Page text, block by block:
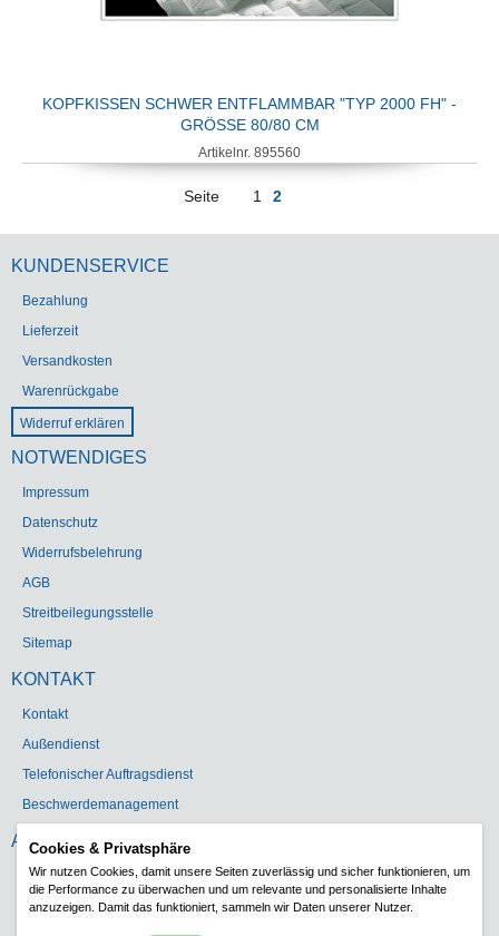
KOPFKISSEN SCHWER ENTFLAMMBAR "TYP 2000 FH" -
GRÖSSE 80/80 CM
Artikelnr. 895560
Seite 1 2
KUNDENSERVICE
Bezahlung
Lieferzeit
Versandkosten
Warenrückgabe
Widerruf erklären
NOTWENDIGES
Impressum
Datenschutz
Widerrufsbelehrung
AGB
Streitbeilegungsstelle
Sitemap
KONTAKT
Kontakt
Außendienst
Telefonischer Auftragsdienst
Beschwerdemanagement
ADRESSE
Gebr. Heinemann GmbH & Co. KG
Carl-Schurz-Str. 5
Cookies & Privatsphäre
Wir nutzen Cookies, damit unsere Seiten zuverlässig und sicher funktionieren, um
die Performance zu überwachen und um relevante und personalisierte Inhalte
anzuzeigen. Damit das funktioniert, sammeln wir Daten unserer Nutzer.